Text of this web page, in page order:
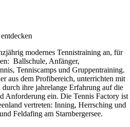
modernes Tennistraining an, für
Ballschule, Anfänger,
Tenniscamps und Gruppentraining.
aus dem Profibereich, unterrichten mit
ihre jahrelange Erfahrung auf die
Anforderung ein. Die Tennis Factory ist
vertreten: Inning, Herrsching und
Feldafing am Starnbergersee.